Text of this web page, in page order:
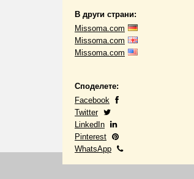
В други страни:
Missoma.com
Missoma.com
Missoma.com
Споделете:
Facebook
Twitter
LinkedIn
Pinterest
WhatsApp